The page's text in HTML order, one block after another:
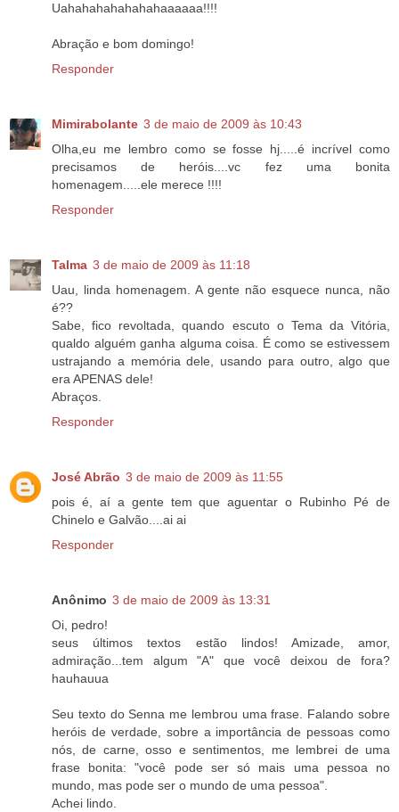
Uahahahahahahahaaaaaa!!!!
Abração e bom domingo!
Responder
Mimirabolante 3 de maio de 2009 às 10:43
Olha,eu me lembro como se fosse hj.....é incrível como
precisamos de heróis....vc fez uma bonita
homenagem.....ele merece !!!!
Responder
Talma 3 de maio de 2009 às 11:18
Uau, linda homenagem. A gente não esquece nunca, não
é??
Sabe, fico revoltada, quando escuto o Tema da Vitória,
qualdo alguém ganha alguma coisa. É como se estivessem
ustrajando a memória dele, usando para outro, algo que
era APENAS dele!
Abraços.
Responder
José Abrão 3 de maio de 2009 às 11:55
pois é, aí a gente tem que aguentar o Rubinho Pé de
Chinelo e Galvão....ai ai
Responder
Anônimo 3 de maio de 2009 às 13:31
Oi, pedro!
seus últimos textos estão lindos! Amizade, amor,
admiração...tem algum "A" que você deixou de fora?
hauhauua
Seu texto do Senna me lembrou uma frase. Falando sobre
heróis de verdade, sobre a importância de pessoas como
nós, de carne, osso e sentimentos, me lembrei de uma
frase bonita: "você pode ser só mais uma pessoa no
mundo, mas pode ser o mundo de uma pessoa".
Achei lindo.